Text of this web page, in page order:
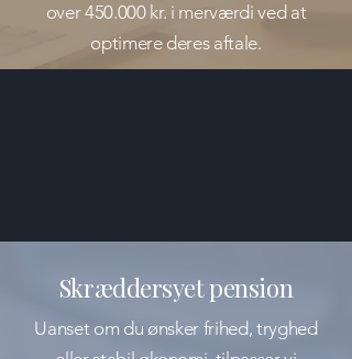
over 450.000 kr. i merværdi ved at
optimere deres aftale.
Skræddersyet pension
Uanset om du ønsker frihed, tryghed